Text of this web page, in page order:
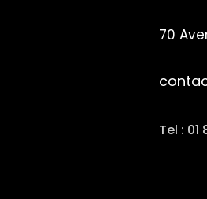
70
Tel : 01